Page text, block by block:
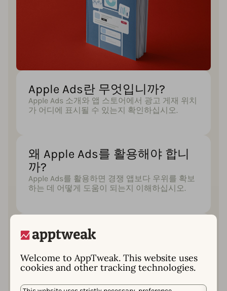
Welcome to AppTweak. This website uses
cookies and other tracking technologies.
Apple Ads란 무엇입니까?
Apple Ads 소개와 앱 스토어에서 광고 게재 위치
가 어디에 표시될 수 있는지 확인하십시오.
왜 Apple Ads를 활용해야 합니
까?
Apple Ads를 활용하면 경쟁 앱보다 우위를 확보
하는 데 어떻게 도움이 되는지 이해하십시오.
효과적인 Apple Ads 캠페인을
위한 팁 및 모범 사례
효과적인 캠페인 생성, 입찰 최적화, 적절한 키워
드 타겟팅, 그리고 Apple Ads와 ASO 간 시너지
활용에 대한 단계별 가이드를 확인하십시오.